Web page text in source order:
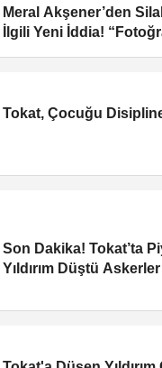
Meral Akşener’den
İlgili Yeni İddia!
Tokat, Çocuğu
Son Dakika! Tokat’ta
Yıldırım Düştü